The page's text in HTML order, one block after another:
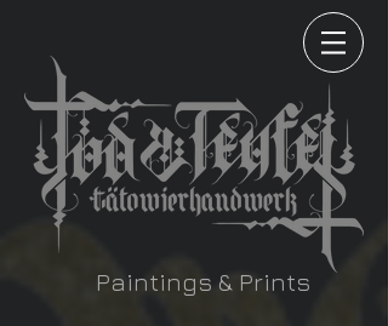
Paintings & Prints